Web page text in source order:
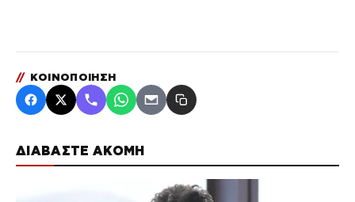
ΔΙΑΒΑΣΤΕ ΑΚΟΜΗ
// ΚΟΙΝΟΠΟΙΗΣΗ